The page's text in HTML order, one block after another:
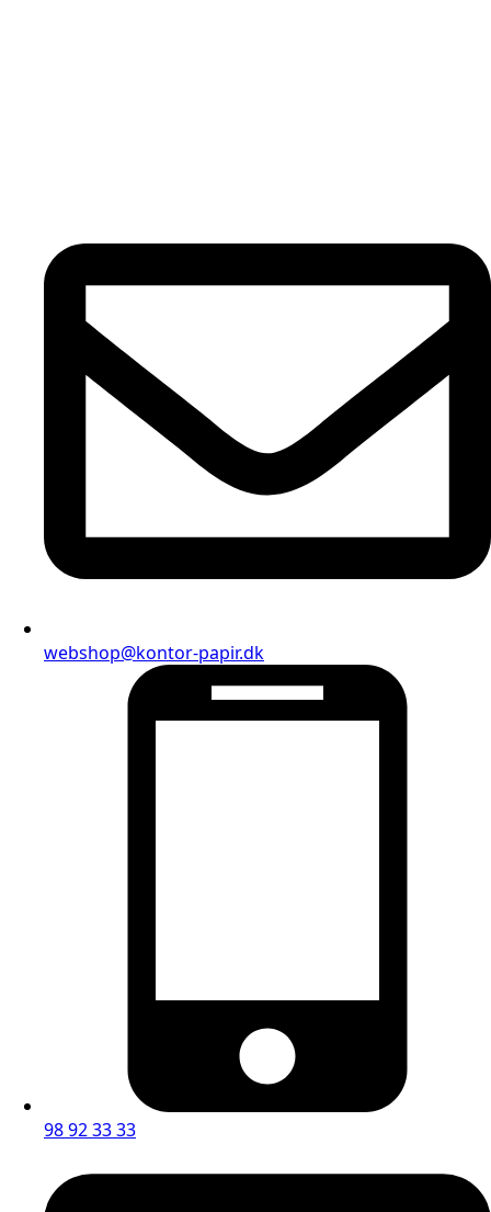
webshop@kontor-papir.dk
98 92 33 33